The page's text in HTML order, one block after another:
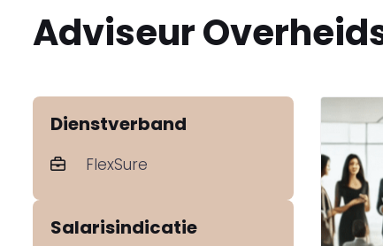
Adviseur
Dienstverband
FlexSure
Salarisindicatie